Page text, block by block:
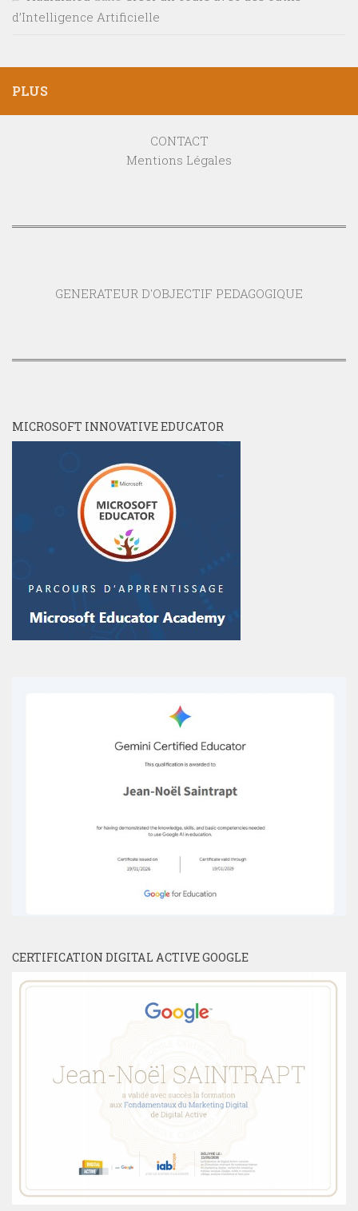
d’Intelligence Artificielle
PLUS
CONTACT
Mentions Légales
GENERATEUR D'OBJECTIF PEDAGOGIQUE
MICROSOFT INNOVATIVE EDUCATOR
CERTIFICATION DIGITAL ACTIVE GOOGLE